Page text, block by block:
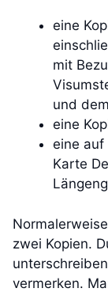
eine
mit
und
eine
eine auf
Karte
zwei Kopien.
vermerken.